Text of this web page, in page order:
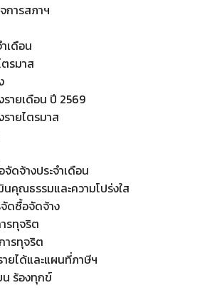
Search
การสภาฯ
เดือน
ตรมาส
ายเดือน ปี 2569
ายไตรมาส
ดจ้างประจำเดือน
นคุณธรรมและความโปร่งใส
จัดซื้อจัดจ้าง
รทุจริต
ารทุจริต
ยได้และแผนที่ภาษีฯ
น ร้องทุกข์